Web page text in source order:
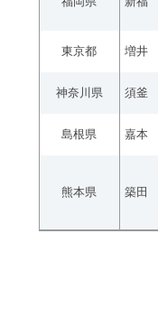
東京都 増井
神奈川県 須釜
島根県 嘉本
熊本県 築田